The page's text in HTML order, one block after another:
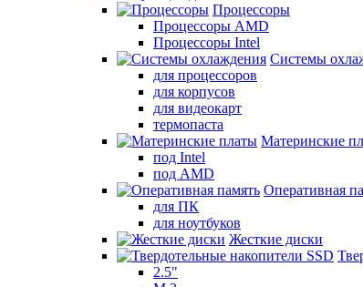
Процессоры
Процессоры AMD
Процессоры Intel
Системы
для процессоров
для корпусов
для видеокарт
термопаста
Материнские
под Intel
под AMD
Оперативная
для ПК
для ноутбуков
Жесткие диски
2.5"